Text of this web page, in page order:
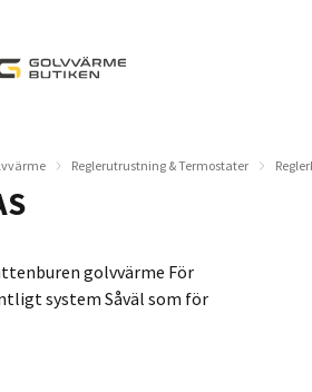
Reglerutrustning & Termostater
golvvärme För
system Såväl som för